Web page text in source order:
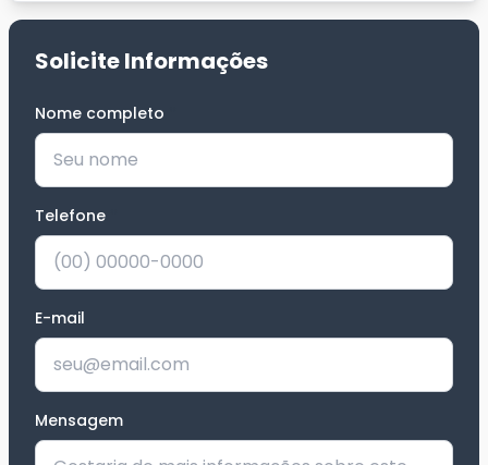
Solicite Informações
Nome completo
Telefone
E-mail
Mensagem